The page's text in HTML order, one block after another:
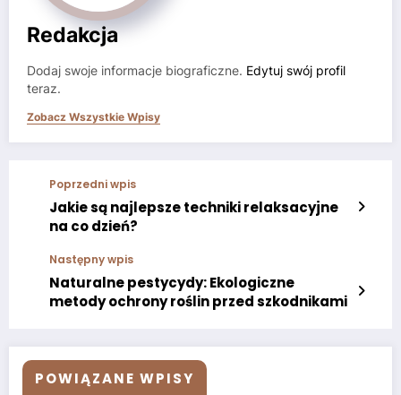
Redakcja
Dodaj swoje informacje biograficzne. Edytuj swój profil
teraz.
Zobacz Wszystkie Wpisy
Poprzedni wpis
Jakie są najlepsze techniki relaksacyjne
na co dzień?
Następny wpis
Naturalne pestycydy: Ekologiczne
metody ochrony roślin przed szkodnikami
POWIĄZANE WPISY